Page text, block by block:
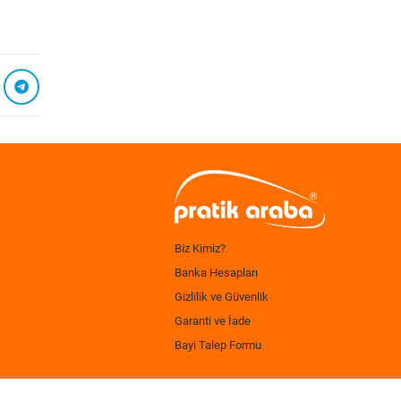
Biz Kimiz?
Banka Hesapları
Gizlilik ve Güvenlik
Garanti ve İade
Bayi Talep Formu